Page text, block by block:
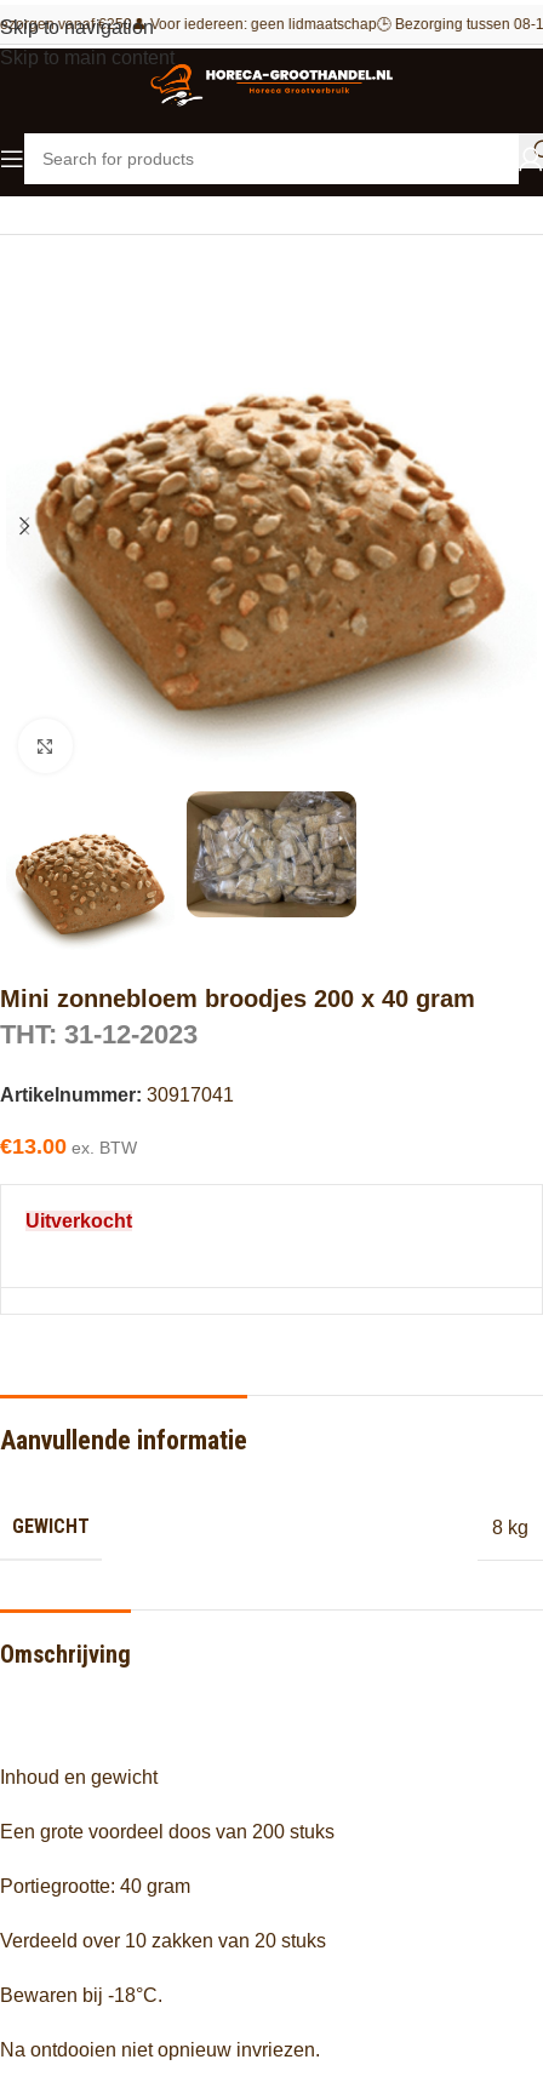
Skip to navigation
Skip to main content
vanaf €250👤 Voor iedereen: geen lidmaatschap🕒 Bezorging tussen 08-
Home Bakkerij Brood
Mini zonnebloem broodjes 200 x 40 gram
THT: 31-12-2023
Artikelnummer: 30917041
€13.00 ex. BTW
Uitverkocht
Aanvullende informatie
GEWICHT 8 kg
Omschrijving
Inhoud en gewicht
Een grote voordeel doos van 200 stuks
Portiegrootte: 40 gram
Verdeeld over 10 zakken van 20 stuks
Bewaren bij -18°C.
Na ontdooien niet opnieuw invriezen.